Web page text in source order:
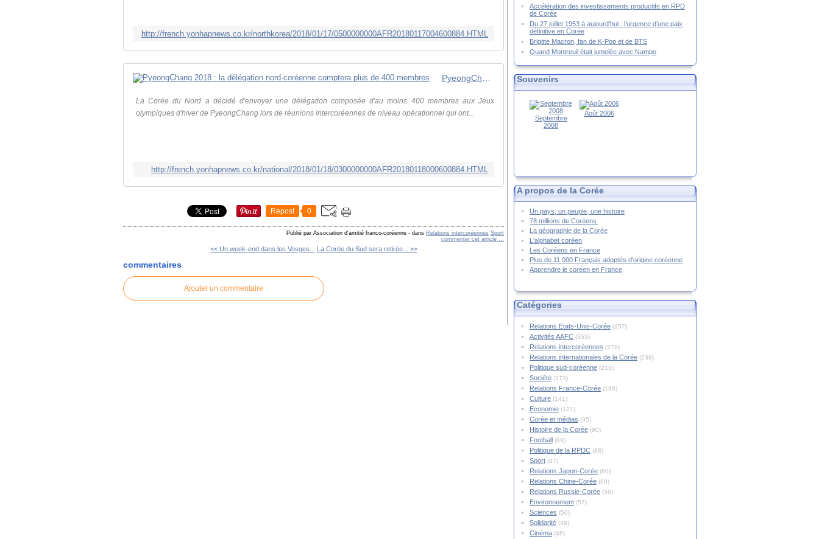
http://french.yonhapnews.co.kr/northkorea/2018/01/17/0500000000AFR20180117004600884.HTML
PyeongChang 2018 : la délégation nord-coréenne comptera plus de 400 membres
La Corée du Nord a décidé d'envoyer une délégation composée d'au moins 400 membres aux Jeux
olympiques d'hiver de PyeongChang lors de réunions intercoréennes de niveau opérationnel qui ont...
http://french.yonhapnews.co.kr/national/2018/01/18/0300000000AFR20180118000600884.HTML
Repost 0
Publié par Association d'amitié franco-coréenne - dans Relations intercoréennes Sport
commenter cet article …
<< Un week-end dans les Vosges... La Corée du Sud sera retirée... >>
commentaires
Ajouter un commentaire
Accélération des investissements productifs en RPD
de Corée
Du 27 juillet 1953 à aujourd’hui : l’urgence d’une paix
définitive en Corée
Brigitte Macron, fan de K-Pop et de BTS
Quand Montreuil était jumelée avec Nampo
Souvenirs
Septembre
2008
Août 2006
A propos de la Corée
Un pays, un peuple, une histoire
78 millions de Coréens
La géographie de la Corée
L'alphabet coréen
Les Coréens en France
Plus de 11.000 Français adoptés d'origine coréenne
Apprendre le coréen en France
Catégories
Relations Etats-Unis-Corée (357)
Activités AAFC (353)
Relations intercoréennes (278)
Relations internationales de la Corée (238)
Politique sud-coréenne (213)
Société (173)
Relations France-Corée (160)
Culture (141)
Economie (121)
Corée et médias (95)
Histoire de la Corée (90)
Football (89)
Politique de la RPDC (88)
Sport (87)
Relations Japon-Corée (80)
Relations Chine-Corée (60)
Relations Russie-Corée (58)
Environnement (57)
Sciences (50)
Solidarité (49)
Cinéma (46)